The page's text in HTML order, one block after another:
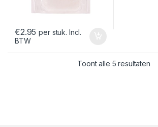
€2.95 per stuk. Incl.
BTW
Toont alle 5 resultaten